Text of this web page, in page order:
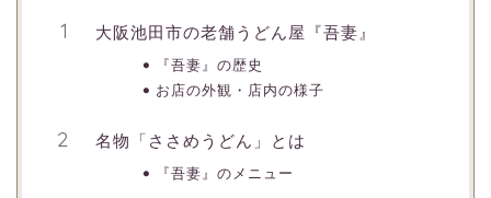
大阪池田市の老舗うどん屋『吾妻』
『吾妻』の歴史
お店の外観・店内の様子
名物「ささめうどん」とは
『吾妻』のメニュー